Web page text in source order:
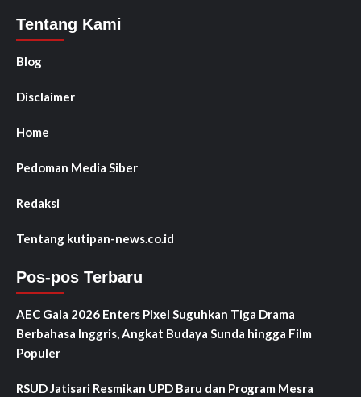
Tentang Kami
Blog
Disclaimer
Home
Pedoman Media Siber
Redaksi
Tentang kutipan-news.co.id
Pos-pos Terbaru
AEC Gala 2026 Enters Pixel Suguhkan Tiga Drama
Berbahasa Inggris, Angkat Budaya Sunda hingga Film
Populer
RSUD Jatisari Resmikan UPD Baru dan Program Mesra